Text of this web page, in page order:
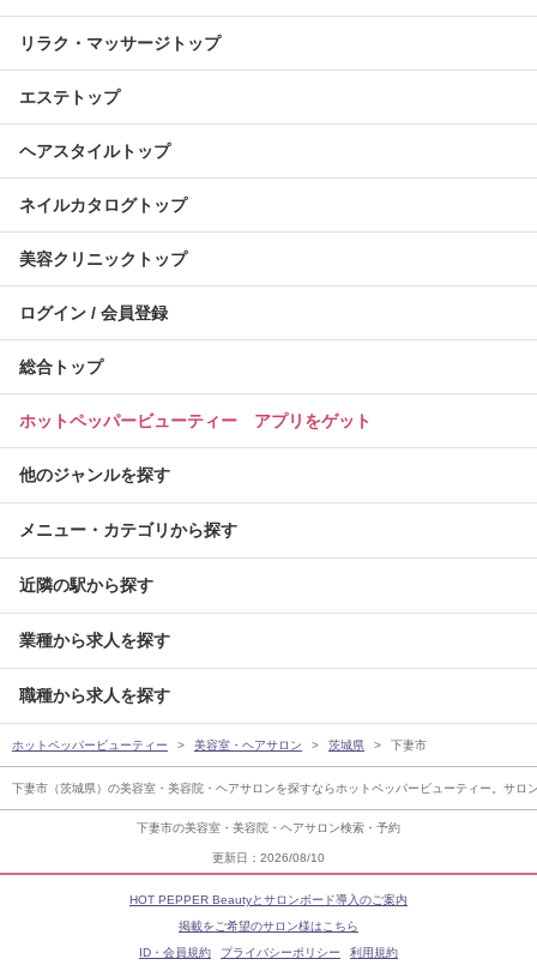
下妻市の美容室・美容院・ヘアサロン検索・予約
更新日：2026/08/10
リラク・マッサージトップ
エステトップ
ヘアスタイルトップ
ネイルカタログトップ
美容クリニックトップ
ログイン / 会員登録
総合トップ
ホットペッパービューティー アプリをゲット
他のジャンルを探す
メニュー・カテゴリから探す
近隣の駅から探す
業種から求人を探す
職種から求人を探す
ホットペッパービューティー 美容室・ヘアサロン 茨城県 下妻市
下妻市（茨城県）の美容室・美容院・ヘアサロンを探すならホットペッパービューティー。サ
HOT PEPPER Beautyとサロンボード導入のご案内
掲載をご希望のサロン様はこちら
ID・会員規約
プライバシーポリシー 利用規約